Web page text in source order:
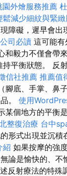
園外燴服務推薦
鬆減少細紋與緊
障礙，遲早會出
司必讀 這可能
和毅力不僅會帶
平衡狀態。 反
信社推薦 推薦值
腳底、手掌、鼻
。 使用
某個地方的平衡
整復治療 台中
形式出現並沉積
紹 如果按摩的強
論是愉快的、不
反射療法的特殊